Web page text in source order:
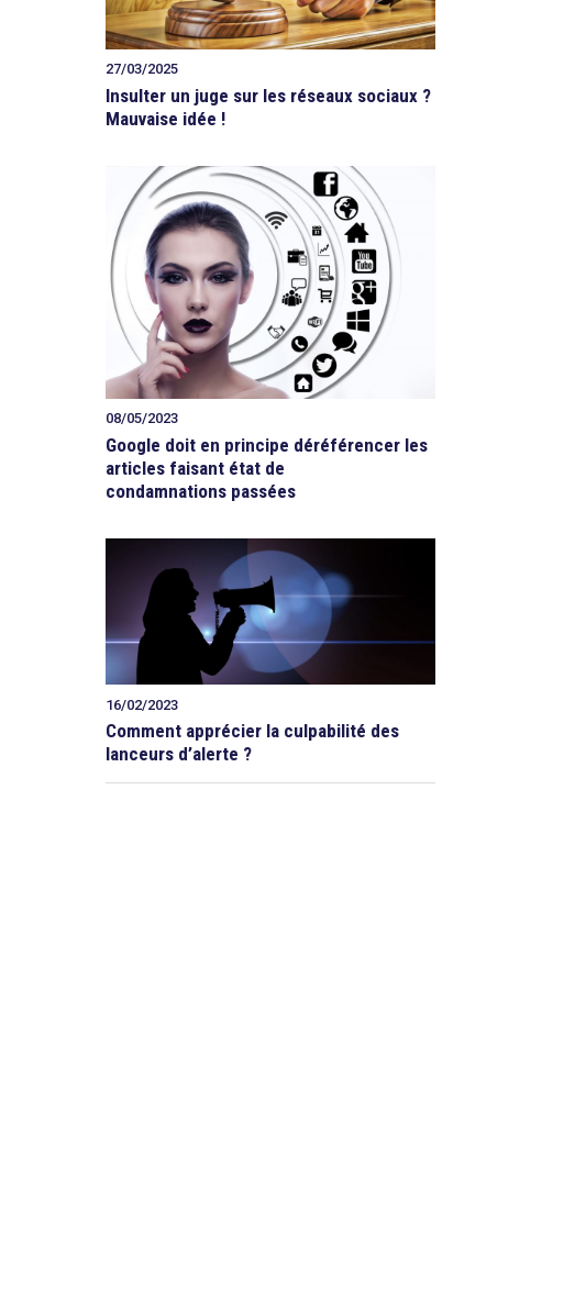
27/03/2025
Insulter un juge sur les réseaux sociaux ?
Mauvaise idée !
08/05/2023
Google doit en principe déréférencer les
articles faisant état de
condamnations passées
16/02/2023
Comment apprécier la culpabilité des
lanceurs d’alerte ?